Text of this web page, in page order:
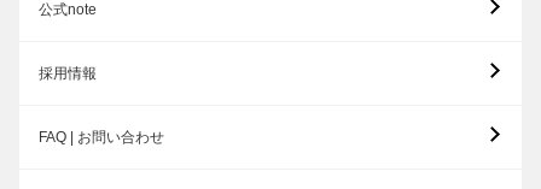
公式note
採用情報
FAQ | お問い合わせ